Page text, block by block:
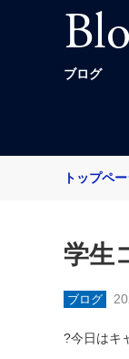
ブログ
トップペ
学生
ブログ
?今日はキ